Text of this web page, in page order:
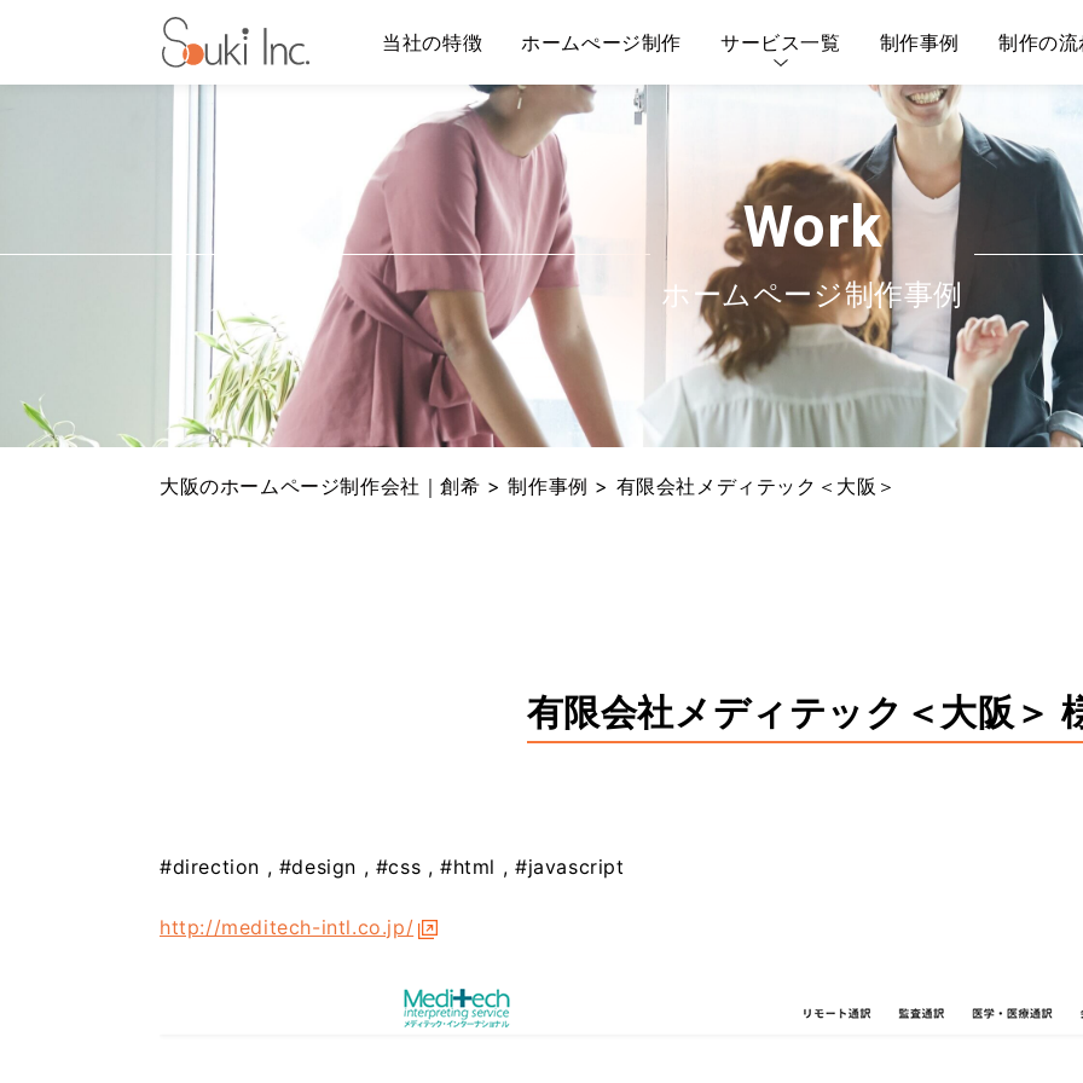
: Undefined array key "HTTP_ACCEPT_LANGUAGE" in/home/soukiinc/souki-inc.co.jp/public_html/
当社の特徴 ホームぺージ制作 サービス一覧 制作事例 制作の流
ホームページ制作 AI対策(AIO/LLMO) リスティング広告
Work
ホームページ制作事例
大阪のホームページ制作会社｜創希 >制作事例 > 有限会社メディテック＜大阪＞
有限会社メディテック＜大阪＞
#direction #design #css #html #javascript
http://meditech-intl.co.jp/